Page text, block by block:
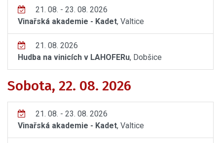
21. 08. - 23. 08. 2026
Vinařská akademie - Kadet, Valtice
21. 08. 2026
Hudba na vinicích v LAHOFERu, Dobšice
Sobota, 22. 08. 2026
21. 08. - 23. 08. 2026
Vinařská akademie - Kadet, Valtice